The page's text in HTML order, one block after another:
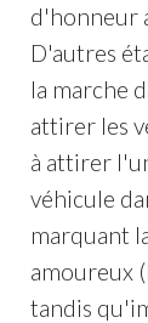
d'honneur
D'autres
la marche
attirer les
à attirer
véhicule
marquant
amoureux
tandis